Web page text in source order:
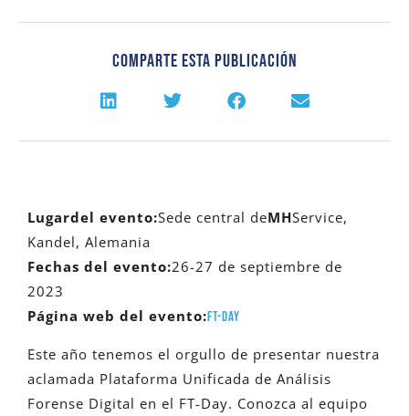
Comparte Esta Publicación
Lugardel evento:Sede central deMHService,
Kandel, Alemania
Fechas del evento:26-27 de septiembre de
2023
Página web del evento:FT-Day
Este año tenemos el orgullo de presentar nuestra
aclamada Plataforma Unificada de Análisis
Forense Digital en el FT-Day. Conozca al equipo